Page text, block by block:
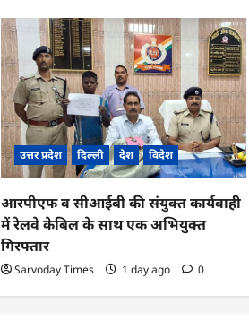
उत्तर प्रदेश दिल्ली देश विदेश
आरपीएफ व सीआईबी की संयुक्त कार्यवाही
में रेलवे केबिल के साथ एक अभियुक्त
गिरफ्तार
Sarvoday Times 1 day ago 0